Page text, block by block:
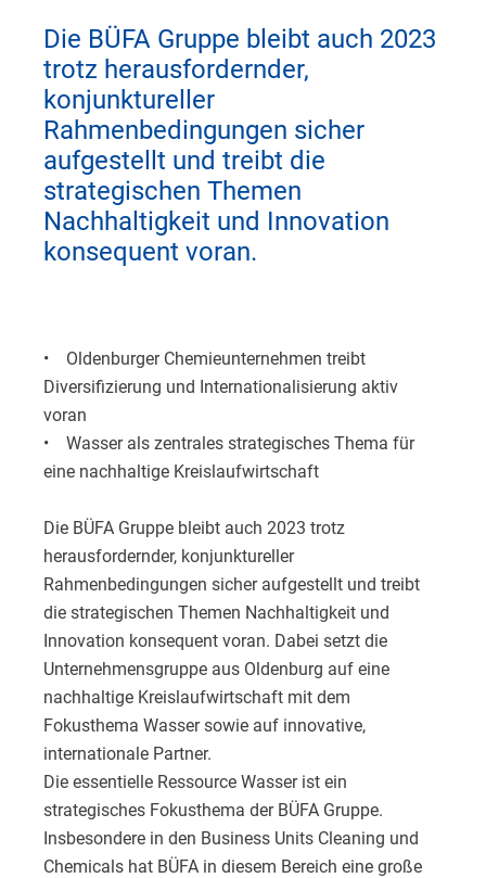
Die BÜFA Gruppe bleibt auch 2023
trotz herausfordernder,
konjunktureller
Rahmenbedingungen sicher
aufgestellt und treibt die
strategischen Themen
Nachhaltigkeit und Innovation
konsequent voran.
• Oldenburger Chemieunternehmen treibt
Diversifizierung und Internationalisierung aktiv
voran
• Wasser als zentrales strategisches Thema für
eine nachhaltige Kreislaufwirtschaft
Die BÜFA Gruppe bleibt auch 2023 trotz
herausfordernder, konjunktureller
Rahmenbedingungen sicher aufgestellt und treibt
die strategischen Themen Nachhaltigkeit und
Innovation konsequent voran. Dabei setzt die
Unternehmensgruppe aus Oldenburg auf eine
nachhaltige Kreislaufwirtschaft mit dem
Fokusthema Wasser sowie auf innovative,
internationale Partner.
Die essentielle Ressource Wasser ist ein
strategisches Fokusthema der BÜFA Gruppe.
Insbesondere in den Business Units Cleaning und
Chemicals hat BÜFA in diesem Bereich eine große